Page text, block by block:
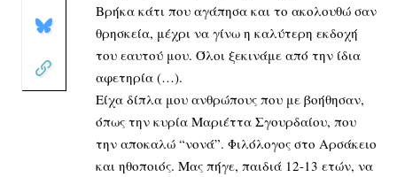
Βρήκα κάτι που αγάπησα και το ακολουθώ σαν
θρησκεία, μέχρι να γίνω η καλύτερη εκδοχή
του εαυτού μου. Όλοι ξεκινάμε από την ίδια
αφετηρία (…).
Είχα δίπλα μου ανθρώπους που με βοήθησαν,
όπως την κυρία Μαριέττα Σγουρδαίου, που
την αποκαλώ “νονά”. Φιλόλογος στο Αρσάκειο
και ηθοποιός. Μας πήγε, παιδιά 12-13 ετών, να